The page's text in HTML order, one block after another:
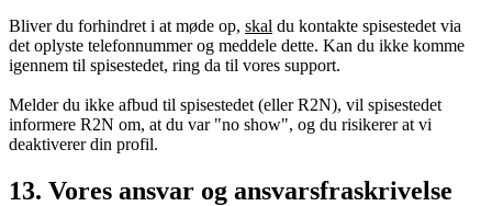
Bliver du forhindret i at møde op, skal du kontakte spisestedet via
det oplyste telefonnummer og meddele dette. Kan du ikke komme
igennem til spisestedet, ring da til vores support.
Melder du ikke afbud til spisestedet (eller R2N), vil spisestedet
informere R2N om, at du var "no show", og du risikerer at vi
deaktiverer din profil.
13. Vores ansvar og ansvarsfraskrivelse